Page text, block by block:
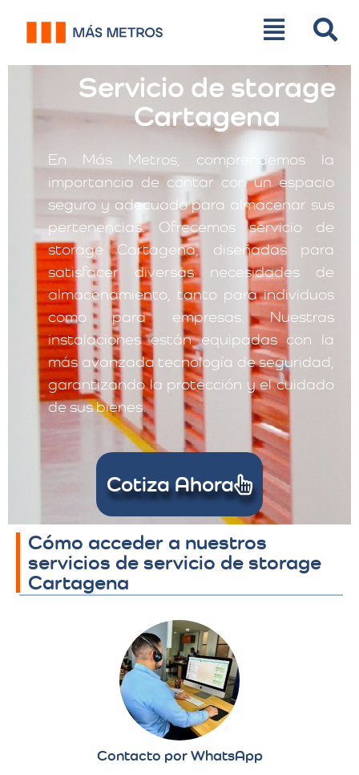
Servicio de storage
Cartagena
En Más Metros, comprendemos la
importancia de contar con un espacio
seguro y adecuado para almacenar sus
pertenencias. Ofrecemos servicio de
storage Cartagena, diseñadas para
satisfacer diversas necesidades de
almacenamiento, tanto para individuos
como para empresas. Nuestras
instalaciones están equipadas con la
más avanzada tecnología de seguridad,
garantizando la protección y el cuidado
de sus bienes.
Cotiza Ahora
Cómo acceder a nuestros
servicios de servicio de storage
Cartagena
Contacto por WhatsApp